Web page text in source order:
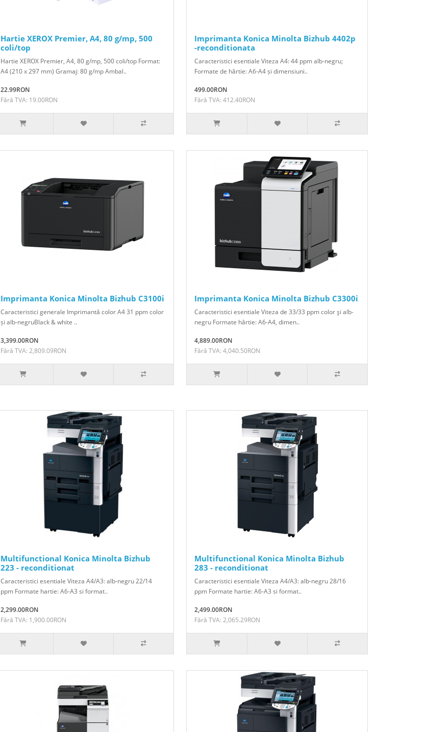
Hartie XEROX Premier, A4, 80 g/mp, 500
coli/top
Hartie XEROX Premier, A4, 80 g/mp, 500 coli/top Format:
A4 (210 x 297 mm) Gramaj: 80 g/mp Ambal..
22.99RON
Fără TVA: 19.00RON
Imprimanta Konica Minolta Bizhub 4402p
-reconditionata
Caracteristici esentiale Viteza A4: 44 ppm alb-negru;
Formate de hârtie: A6-A4 și dimensiuni..
499.00RON
Fără TVA: 412.40RON
Imprimanta Konica Minolta Bizhub C3100i
Caracteristici generale Imprimantă color A4 31 ppm color
și alb-negruBlack & white ..
3,399.00RON
Fără TVA: 2,809.09RON
Imprimanta Konica Minolta Bizhub C3300i
Caracteristici esentiale Viteza de 33/33 ppm color şi alb-
negru Formate hârtie: A6-A4, dimen..
4,889.00RON
Fără TVA: 4,040.50RON
Multifunctional Konica Minolta Bizhub
223 - reconditionat
Caracteristici esentiale Viteza A4/A3: alb-negru 22/14
ppm Formate hartie: A6-A3 si format..
2,299.00RON
Fără TVA: 1,900.00RON
Multifunctional Konica Minolta Bizhub
283 - reconditionat
Caracteristici esentiale Viteza A4/A3: alb-negru 28/16
ppm Formate hartie: A6-A3 si format..
2,499.00RON
Fără TVA: 2,065.29RON